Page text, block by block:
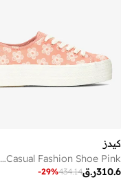
كيدز
Keds Women's Triple Up Platform Canvas Sneaker – Floral Print, Lace-Up Casual Fashion Shoe Pink
ر.ق310.6
434.14
-29%